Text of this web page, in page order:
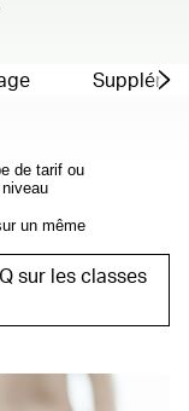
de tarif ou
un même
sur les classes